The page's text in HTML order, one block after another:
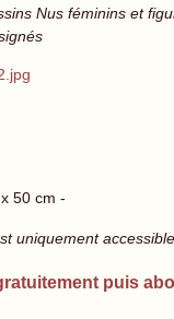
Nus féminins et
50 cm -
uniquement
puis